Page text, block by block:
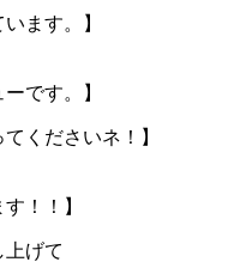
ます。】
。】
くださいネ！】
！！】
げて